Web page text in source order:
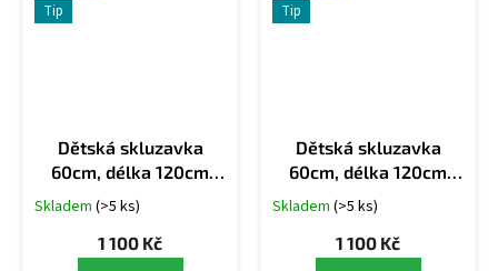
Tip
Dětská skluzavka
60cm, délka 120cm
MODRÁ
Skladem (>5 ks)
1 100 Kč
Tip
Dětská skluzavka
60cm, délka 120cm
ČERVENÁ
Skladem (>5 ks)
1 100 Kč